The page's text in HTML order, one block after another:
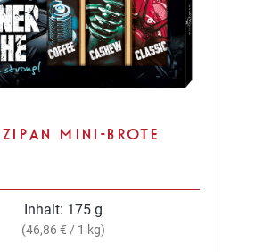
MINI-BROTE
Inhalt: 175 g
(46,86 € / 1 kg)